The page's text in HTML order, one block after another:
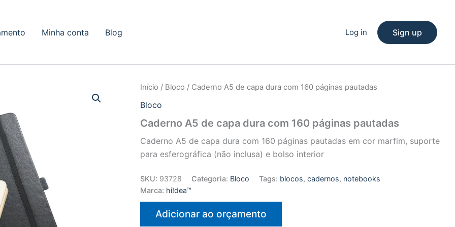
Minha conta Blog Log in Sign up
Início / Bloco / Caderno A5 de capa dura com 160 páginas pautadas
Bloco
Caderno A5 de capa dura com 160 páginas pautadas
Caderno A5 de capa dura com 160 páginas pautadas em cor marfim, suporte
para esferográfica (não inclusa) e bolso interior
SKU: 93728 Categoria: Bloco Tags: blocos,cadernos, notebooks
Marca: hi!dea™
Adicionar ao orçamento